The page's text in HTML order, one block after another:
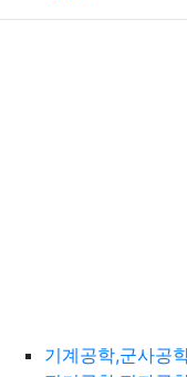
기계공학,군사공